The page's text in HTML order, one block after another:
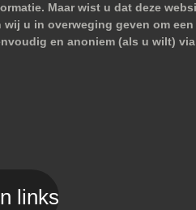
Maar wist u dat deze
u in overweging geven om
en anoniem (als u wilt)
links